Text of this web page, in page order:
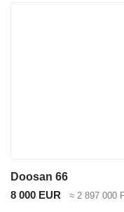
Doosan 66
8 000 EUR
≈ 2 897 000